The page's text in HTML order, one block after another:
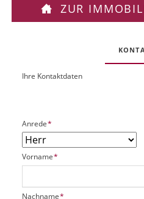
ZUR
O
k
P
t
UIhre Kontaktdaten
P
f
l
i
c
t
Anrede*
P
f
i
Vorname*
P
Nachname*